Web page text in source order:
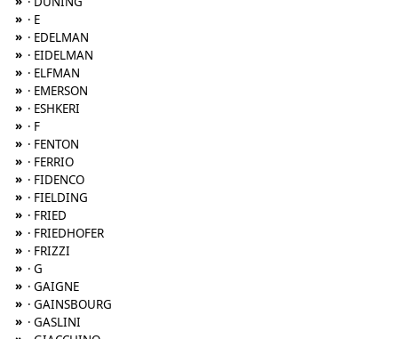
» · E
» · EDELMAN
» · EIDELMAN
» · ELFMAN
» · EMERSON
» · ESHKERI
» · F
» · FENTON
» · FERRIO
» · FIDENCO
» · FIELDING
» · FRIED
» · FRIEDHOFER
» · FRIZZI
» · G
» · GAIGNE
» · GAINSBOURG
» · GASLINI